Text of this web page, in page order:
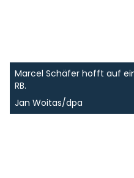
Marcel Schäfer hofft auf
RB.
Jan Woitas/dpa